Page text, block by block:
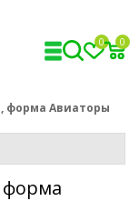
0 0
форма Авиаторы
форма